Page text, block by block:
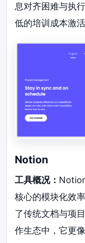
息对齐困难与执
低的培训成本激
Notion
工具概况：
核心的模块化效
了传统文档与项
作生态中，它更